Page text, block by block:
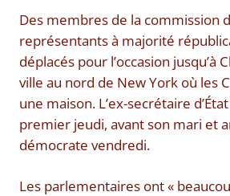
Des membres de la commission
représentants à majorité
déplacés pour l’occasion jusqu’à
ville au nord de New York où les
une maison. L’ex-secrétaire
premier jeudi, avant son mari et
démocrate vendredi.
Les parlementaires ont «